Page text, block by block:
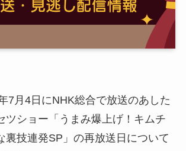
7月4日にNHK総合で放送のあした
ツショー「うまみ爆上げ！キムチ
技連発SP」の再放送日について